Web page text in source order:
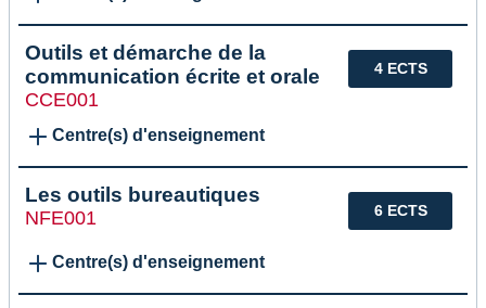
4 ECTS
Outils et démarche de la
communication écrite et orale
CCE001
Centre(s) d'enseignement
6 ECTS
Les outils bureautiques
NFE001
Centre(s) d'enseignement